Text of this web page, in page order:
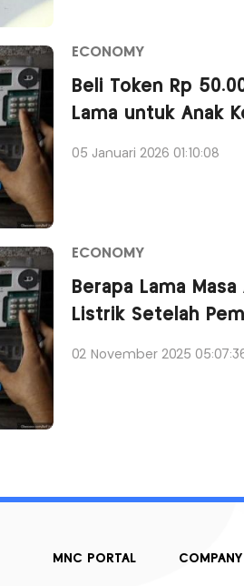
ECONOMY
Beli Token Rp
Lama untuk Anak
05 Januari 2026 01:10:08
ECONOMY
Berapa Lama
Listrik Setelah
02 November 2025